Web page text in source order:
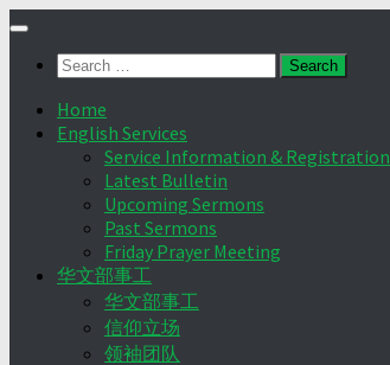
Skip
contentSearch
Home
English Services
Service Information & Registration
Latest Bulletin
Upcoming Sermons
Past Sermons
Friday Prayer Meeting
华文部事工
华文部事工
信仰立场
领袖团队